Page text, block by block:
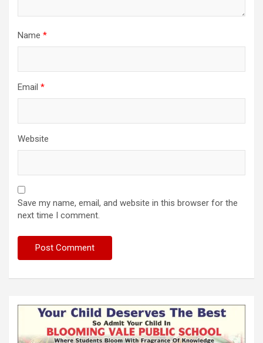
Name *
Email *
Website
Save my name, email, and website in this browser for the
next time I comment.